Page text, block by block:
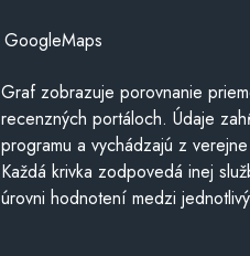
GoogleMaps
Graf zobrazuje porovnanie
recenzných portáloch. Údaje
programu a vychádzajú z
Každá krivka zodpovedá inej
úrovni hodnotení medzi